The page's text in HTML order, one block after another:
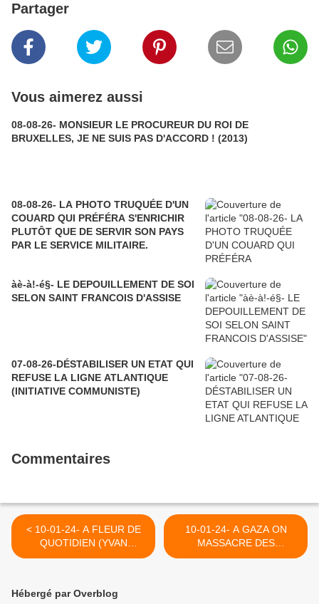
Partager
Vous aimerez aussi
08-08-26- MONSIEUR LE PROCUREUR DU ROI DE
BRUXELLES, JE NE SUIS PAS D'ACCORD ! (2013)
08-08-26- LA PHOTO TRUQUÉE D'UN
COUARD QUI PRÉFÉRA S'ENRICHIR
PLUTÔT QUE DE SERVIR SON PAYS
PAR LE SERVICE MILITAIRE.
àè-à!-é§- LE DEPOUILLEMENT DE SOI
SELON SAINT FRANCOIS D'ASSISE
07-08-26-DÉSTABILISER UN ETAT QUI
REFUSE LA LIGNE ATLANTIQUE
(INITIATIVE COMMUNISTE)
Commentaires
< 10-01-24- A FLEUR DE
QUOTIDIEN (YVAN
BALCHOY)
10-01-24- A GAZA ON
MASSACRE DES
INNOCENTS, ON
Hébergé par Overblog